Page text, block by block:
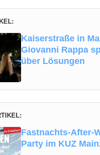
Kaiserstraße in
Giovanni Rappa
über Lösungen
Fastnachts-After-
Party im KUZ